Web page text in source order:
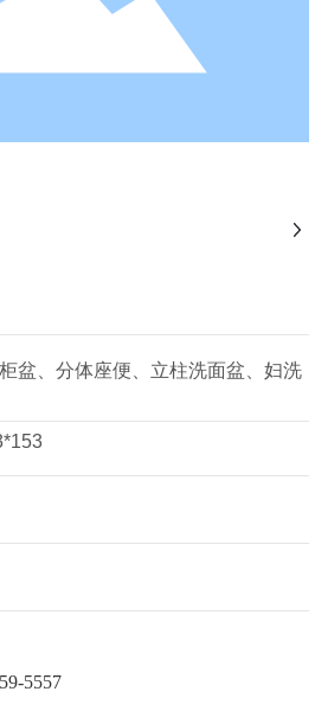
盆、分体座便、立柱洗面盆、妇洗
5557